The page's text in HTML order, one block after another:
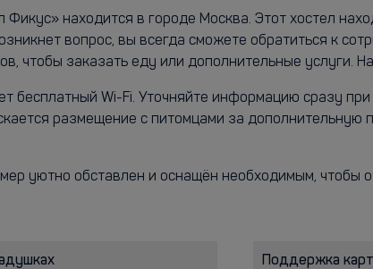
Фикус» находится в городе Москва. Этот хостел
вопрос, вы всегда сможете обратиться к
чтобы заказать еду или дополнительные услуги.
бесплатный Wi-Fi. Уточняйте информацию сразу
размещение с питомцами за дополнительную
уютно обставлен и оснащён необходимым, чтобы
Поддержка